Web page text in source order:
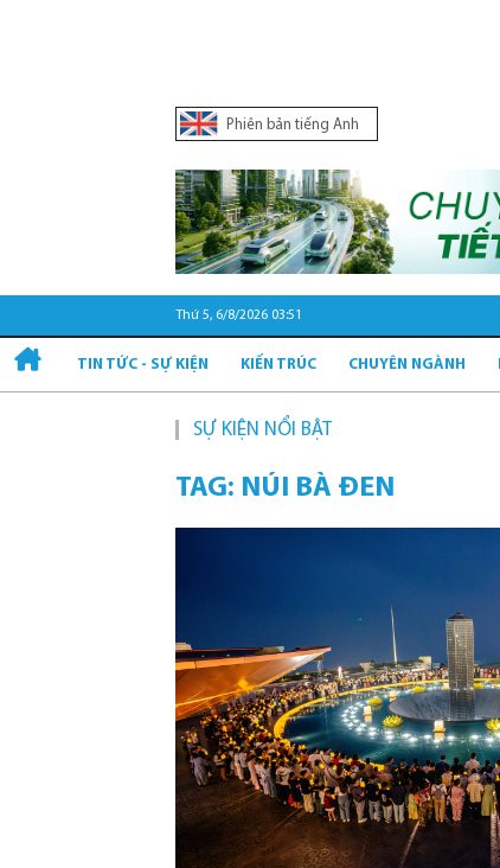
Phiên bản tiếng Anh
Thứ 5, 6/8/2026 03:51
TIN TỨC - SỰ KIỆN KIẾN TRÚC CHUYÊN NGÀNH
SỰ KIỆN NỔI BẬT
TAG: NÚI BÀ ĐEN